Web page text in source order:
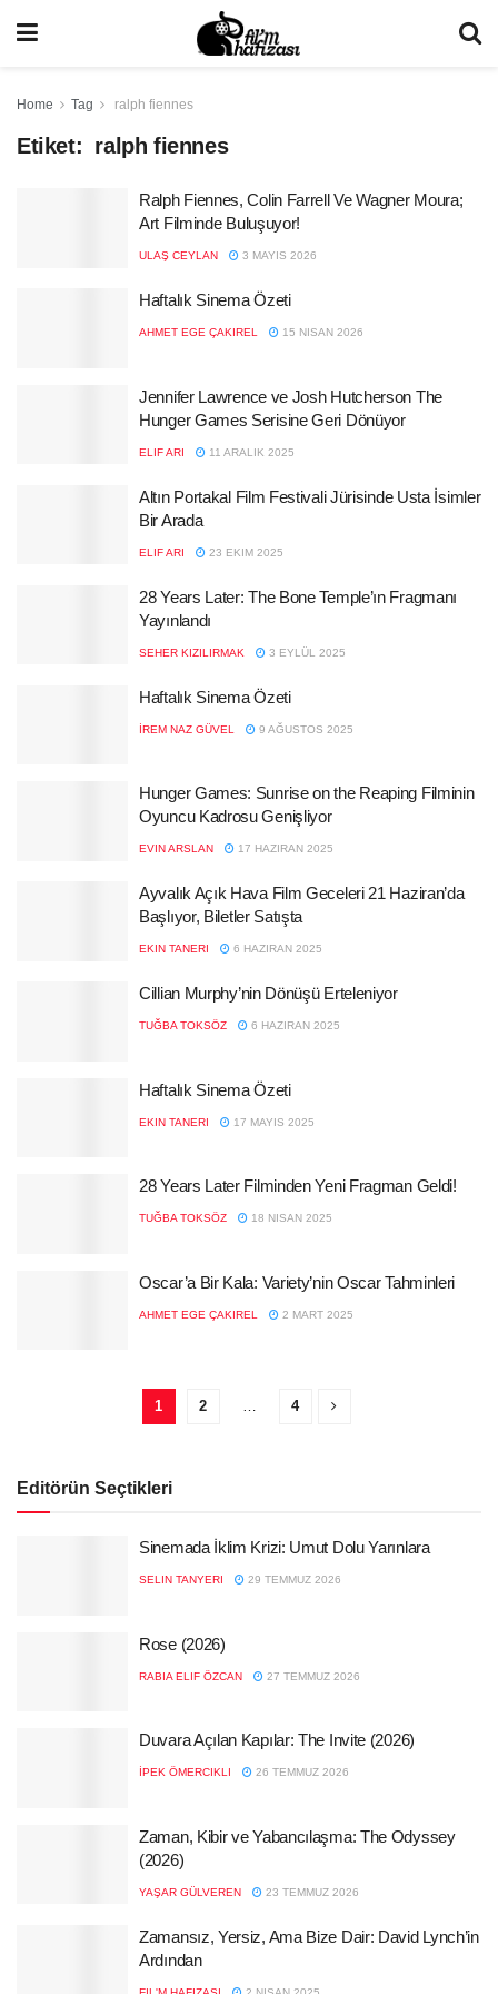
Home Tag ralph fiennes
Etiket: ralph fiennes
Ralph Fiennes, Colin Farrell Ve Wagner Moura;
Art Filminde Buluşuyor!
ULAŞ CEYLAN 3 MAYIS 2026
Haftalık Sinema Özeti
AHMET EGE ÇAKIREL 15 NISAN 2026
Jennifer Lawrence ve Josh Hutcherson The
Hunger Games Serisine Geri Dönüyor
ELIF ARI 11 ARALIK 2025
Altın Portakal Film Festivali Jürisinde Usta İsimler
Bir Arada
ELIF ARI 23 EKIM 2025
28 Years Later: The Bone Temple’ın Fragmanı
Yayınlandı
SEHER KIZILIRMAK 3 EYLÜL 2025
Haftalık Sinema Özeti
İREM NAZ GÜVEL 9 AĞUSTOS 2025
Hunger Games: Sunrise on the Reaping Filminin
Oyuncu Kadrosu Genişliyor
EVIN ARSLAN 17 HAZIRAN 2025
Ayvalık Açık Hava Film Geceleri 21 Haziran’da
Başlıyor, Biletler Satışta
EKIN TANERI 6 HAZIRAN 2025
Cillian Murphy’nin Dönüşü Erteleniyor
TUĞBA TOKSÖZ 6 HAZIRAN 2025
Haftalık Sinema Özeti
EKIN TANERI 17 MAYIS 2025
28 Years Later Filminden Yeni Fragman Geldi!
TUĞBA TOKSÖZ 18 NISAN 2025
Oscar’a Bir Kala: Variety’nin Oscar Tahminleri
AHMET EGE ÇAKIREL 2 MART 2025
1 2 … 4
Editörün Seçtikleri
Sinemada İklim Krizi: Umut Dolu Yarınlara
SELIN TANYERI 29 TEMMUZ 2026
Rose (2026)
RABIA ELIF ÖZCAN 27 TEMMUZ 2026
Duvara Açılan Kapılar: The Invite (2026)
İPEK ÖMERCIKLI 26 TEMMUZ 2026
Zaman, Kibir ve Yabancılaşma: The Odyssey
(2026)
YAŞAR GÜLVEREN 23 TEMMUZ 2026
Zamansız, Yersiz, Ama Bize Dair: David Lynch’in
Ardından